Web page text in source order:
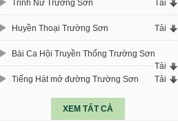
Trinh Nữ Trường Sơn Tải
Huyền Thoại Trường Sơn Tải
Bài Ca Hội Truyền Thống Trường Sơn
Tải
Tiếng Hát mở đường Trường Sơn
Tải
XEM TẤT CẢ